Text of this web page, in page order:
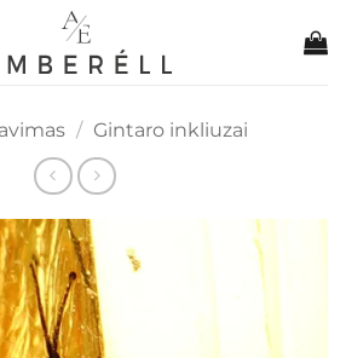
/ Gintaro inkliuzai